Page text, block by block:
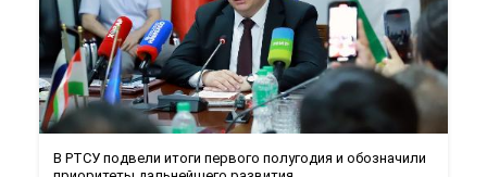
В РТСУ подвели итоги первого полугодия и обозначили